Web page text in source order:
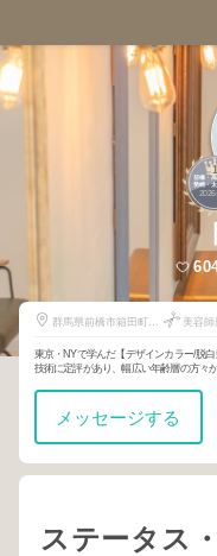
1
前橋・
勢崎・
馬2026
群馬県前橋市箱田町
美容師
東京・NYで学んだ【デザインカラー/脱
技術に定評があり、幅広い年齢層の方々
メッセージする
ステータス